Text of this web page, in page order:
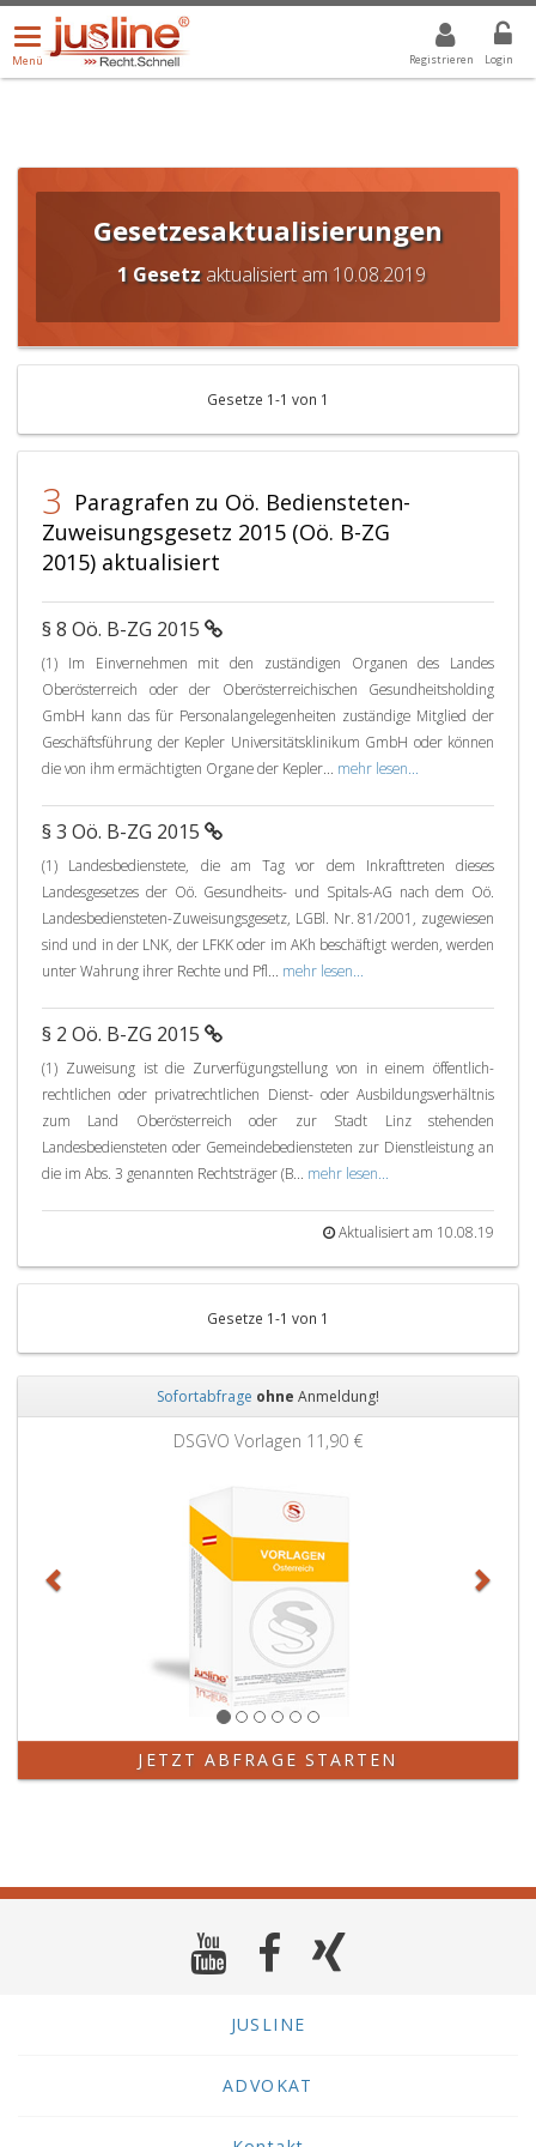
Registrieren Login
Menü
öffnen/schließen
Menü
ALLE DROPDOWN: GEWÄHLTER WERT IST ALLE
Gesetzesaktualisierungen
1 Gesetzaktualisiert am 10.08.2019
Gesetze 1-1 von 1
3 Paragrafen zu Oö. Bediensteten-
Zuweisungsgesetz 2015 (Oö. B-ZG
2015) aktualisiert
§ 8 Oö. B-ZG 2015
(1) Im Einvernehmen mit den zuständigen Organen des Landes
Oberösterreich oder der Oberösterreichischen Gesundheitsholding
GmbH kann das für Personalangelegenheiten zuständige Mitglied der
Geschäftsführung der Kepler Universitätsklinikum GmbH oder können
die von ihm ermächtigten Organe der Kepler... mehr lesen...
§ 3 Oö. B-ZG 2015
(1) Landesbedienstete, die am Tag vor dem Inkrafttreten dieses
Landesgesetzes der Oö. Gesundheits- und Spitals-AG nach dem Oö.
Landesbediensteten-Zuweisungsgesetz, LGBl. Nr. 81/2001, zugewiesen
sind und in der LNK, der LFKK oder im AKh beschäftigt werden, werden
unter Wahrung ihrer Rechte und Pfl... mehr lesen...
§ 2 Oö. B-ZG 2015
(1) Zuweisung ist die Zurverfügungstellung von in einem öffentlich-
rechtlichen oder privatrechtlichen Dienst- oder Ausbildungsverhältnis
zum Land Oberösterreich oder zur Stadt Linz stehenden
Landesbediensteten oder Gemeindebediensteten zur Dienstleistung an
die im Abs. 3 genannten Rechtsträger (B... mehr lesen...
Aktualisiert am 10.08.19
Gesetze 1-1 von 1
Sofortabfrage ohne Anmeldung!
DSGVO Vorlagen 11,90 €
JETZT ABFRAGE STARTEN
JUSLINE
ADVOKAT